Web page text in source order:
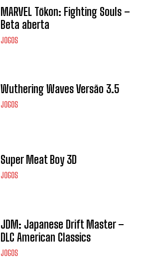
MARVEL Tōkon: Fighting Souls –
Beta aberta
JOGOS
Wuthering Waves Versão 3.5
JOGOS
Super Meat Boy 3D
JOGOS
JDM: Japanese Drift Master –
DLC American Classics
JOGOS